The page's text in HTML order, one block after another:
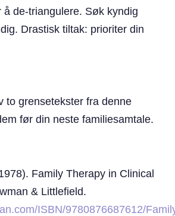
å de-triangulere. Søk kyndig
Drastisk tiltak: prioriter din
to grensetekster fra denne
før din neste familiesamtale.
Family Therapy in Clinical
& Littlefield.
ISBN/9780876687612/